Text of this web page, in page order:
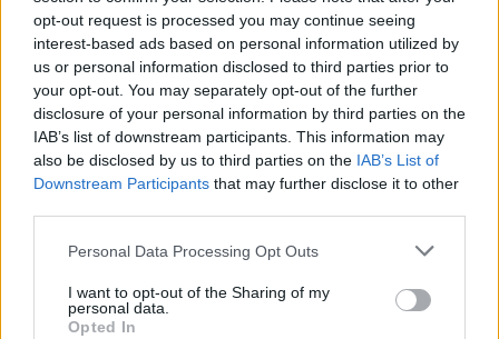
opt-out request is processed you may continue seeing
interest-based ads based on personal information utilized by
us or personal information disclosed to third parties prior to
your opt-out. You may separately opt-out of the further
disclosure of your personal information by third parties on the
IAB’s list of downstream participants. This information may
also be disclosed by us to third parties on the IAB’s List of
Downstream Participants that may further disclose it to other
Personal Data Processing Opt Outs
I want to opt-out of the Sharing of my
personal data.
Opted In
Jos video ei näy laitteellasi voit katsoa sen suoraan
Youtubesta .